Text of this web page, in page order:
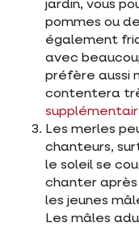
jardin, vous
pommes ou
également
avec
préfère aussi
contentera
Les merles
chanteurs,
le soleil se
chanter après
les jeunes
Les mâles